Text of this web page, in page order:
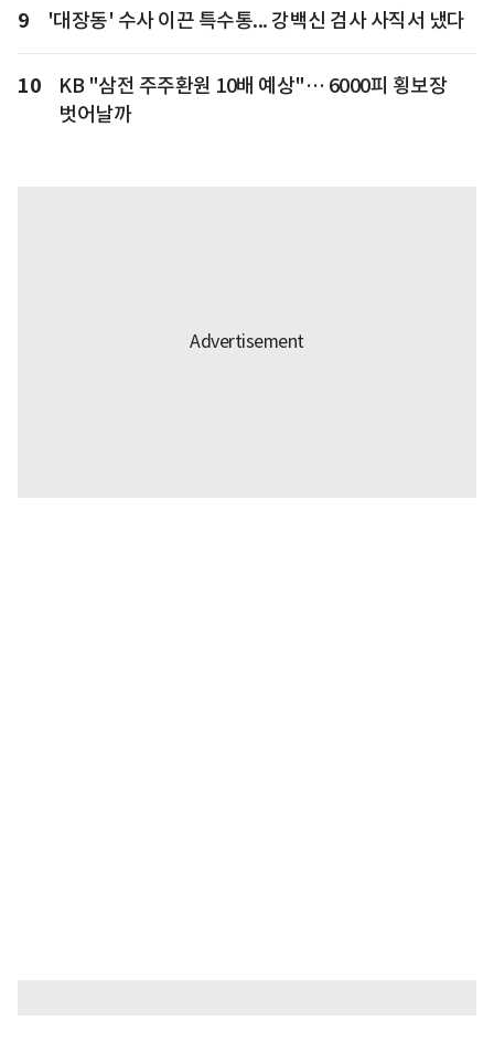
9 '대장동' 수사 이끈 특수통... 강백신 검사 사직서 냈다
10
KB "삼전 주주환원 10배 예상"… 6000피 횡보장
벗어날까